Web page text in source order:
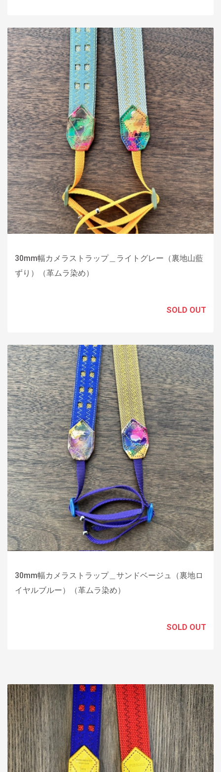
30mm幅カメラストラップ＿ライトグレー（裏地山藍
ずり）（革ムラ染め）
SOLD OUT
30mm幅カメラストラップ＿サンドベージュ（裏地ロ
イヤルブルー）（革ムラ染め）
SOLD OUT